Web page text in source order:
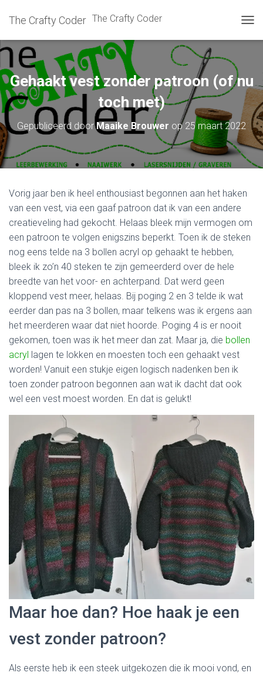
The Crafty Coder The Crafty Coder
O
E
N
A
V
T
Gehaakt vest zonder patroon (of nu
toch met)
Gepubliceerd doorMaaike Brouwer op 25 maart 2022
Vorig jaar ben ik heel enthousiast begonnen aan het haken
van een vest, via een gaaf patroon dat ik van een andere
creatieveling had gekocht. Helaas bleek mijn vermogen om
een patroon te volgen enigszins beperkt. Toen ik de steken
nog eens telde na 3 bollen acryl op gehaakt te hebben,
bleek ik zo’n 40 steken te zijn gemeerderd over de hele
breedte van het voor- en achterpand. Dat werd geen
kloppend vest meer, helaas. Bij poging 2 en 3 telde ik wat
eerder dan pas na 3 bollen, maar telkens was ik ergens aan
het meerderen waar dat niet hoorde. Poging 4 is er nooit
gekomen, toen was ik het meer dan zat. Maar ja, die bollen
acryl lagen te lokken en moesten toch een gehaakt vest
worden! Vanuit een stukje eigen logisch nadenken ben ik
toen zonder patroon begonnen aan wat ik dacht dat ook
wel een vest moest worden. En dat is gelukt!
Maar hoe dan? Hoe haak je een
vest zonder patroon?
Als eerste heb ik een steek uitgekozen die ik mooi vond, en